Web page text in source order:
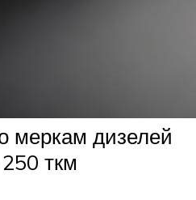
меркам дизелей
ткм